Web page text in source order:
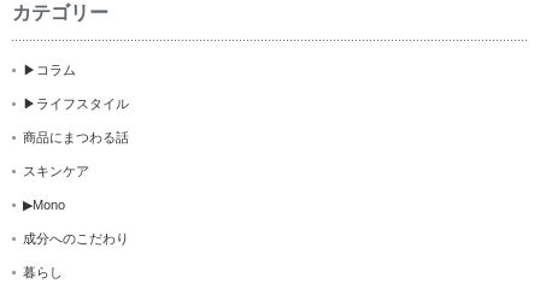
カテゴリー
▶コラム
▶ライフスタイル
商品にまつわる話
スキンケア
▶Mono
成分へのこだわり
暮らし